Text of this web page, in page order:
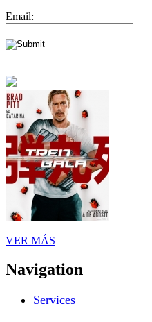
Email:
VER MÁS
Navigation
Services